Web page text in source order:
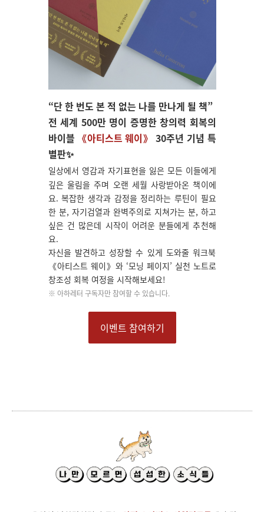
“단 한 번도 본 적 없는 나를 만나게 될 책”
전 세계 500만 명이 증명한 창의력 회복의
바이블 《아티스트 웨이》 30주년 기념 특
별판✨
일상에서 영감과 자기표현을 잃은 모든 이들에게
깊은 울림을 주며 오랜 세월 사랑받아온 책이에
요. 복잡한 생각과 감정을 정리하는 루틴이 필요
한 분, 자기검열과 완벽주의로 지쳐가는 분, 하고
싶은 건 많은데 시작이 어려운 분들에게 추천해
요.
자신을 발견하고 성장할 수 있게 도와줄 워크북
《아티스트 웨이》와 ‘모닝 페이지’ 실천 노트로
창조성 회복 여정을 시작해보세요!
※ 아하레터 구독자만 참여할 수 있습니다.
이벤트 참여하기